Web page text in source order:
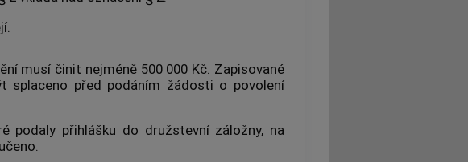
musí činit nejméně 500 000 Kč. Zapisované
splaceno před podáním žádosti o povolení
podaly přihlášku do družstevní záložny, na